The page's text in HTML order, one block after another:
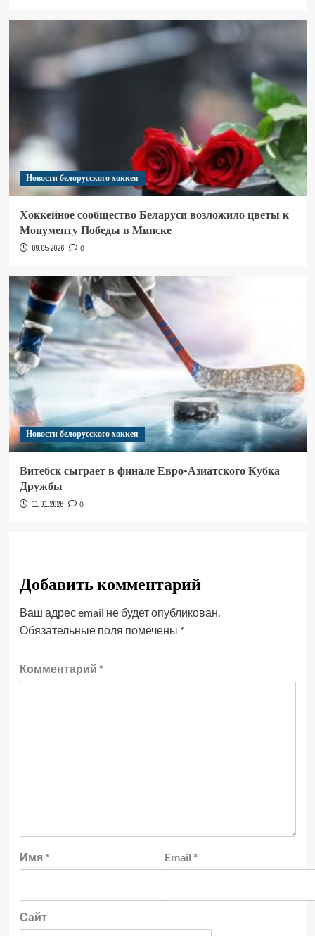
Новости белорусского хоккея
Хоккейное сообщество Беларуси возложило цветы к
Монументу Победы в Минске
09.05.2026 0
Новости белорусского хоккея
Витебск сыграет в финале Евро-Азиатского Кубка
Дружбы
11.01.2026 0
Добавить комментарий
Ваш адрес email не будет опубликован.
Обязательные поля помечены *
Комментарий *
Имя * Email *
Сайт